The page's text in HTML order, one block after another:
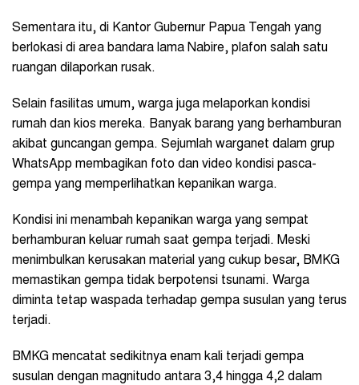
Sementara itu, di Kantor Gubernur Papua Tengah yang
berlokasi di area bandara lama Nabire, plafon salah satu
ruangan dilaporkan rusak.
Selain fasilitas umum, warga juga melaporkan kondisi
rumah dan kios mereka. Banyak barang yang berhamburan
akibat guncangan gempa. Sejumlah warganet dalam grup
WhatsApp membagikan foto dan video kondisi pasca-
gempa yang memperlihatkan kepanikan warga.
Kondisi ini menambah kepanikan warga yang sempat
berhamburan keluar rumah saat gempa terjadi. Meski
menimbulkan kerusakan material yang cukup besar, BMKG
memastikan gempa tidak berpotensi tsunami. Warga
diminta tetap waspada terhadap gempa susulan yang terus
terjadi.
BMKG mencatat sedikitnya enam kali terjadi gempa
susulan dengan magnitudo antara 3,4 hingga 4,2 dalam